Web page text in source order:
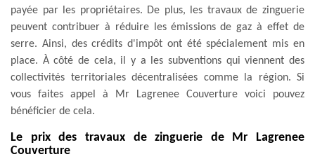
payée par les propriétaires. De plus, les travaux de zinguerie
peuvent contribuer à réduire les émissions de gaz à effet de
serre. Ainsi, des crédits d'impôt ont été spécialement mis en
place. À côté de cela, il y a les subventions qui viennent des
collectivités territoriales décentralisées comme la région. Si
vous faites appel à Mr Lagrenee Couverture voici pouvez
bénéficier de cela.
Le prix des travaux de zinguerie de Mr Lagrenee
Couverture